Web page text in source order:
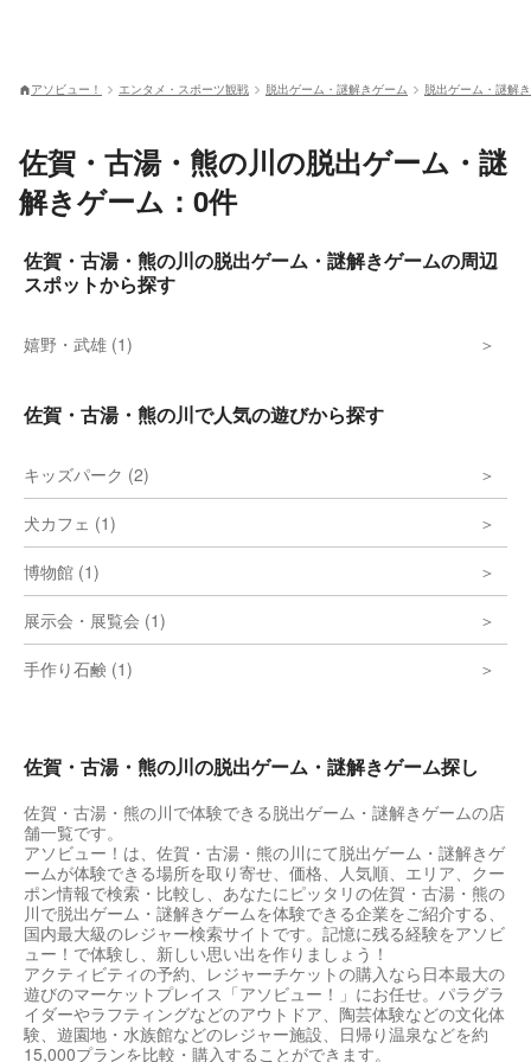
アソビュー！ エンタメ・スポーツ観戦 脱出ゲーム・謎解きゲーム 脱出ゲーム・謎解
佐賀・古湯・熊の川の脱出ゲーム・謎
解きゲーム：0件
佐賀・古湯・熊の川の脱出ゲーム・謎解きゲームの周辺
スポットから探す
嬉野・武雄 (1)
佐賀・古湯・熊の川で人気の遊びから探す
キッズパーク (2)
犬カフェ (1)
博物館 (1)
展示会・展覧会 (1)
手作り石鹸 (1)
佐賀・古湯・熊の川の脱出ゲーム・謎解きゲーム探し
佐賀・古湯・熊の川で体験できる脱出ゲーム・謎解きゲームの店
舗一覧です。
アソビュー！は、佐賀・古湯・熊の川にて脱出ゲーム・謎解きゲ
ームが体験できる場所を取り寄せ、価格、人気順、エリア、クー
ポン情報で検索・比較し、あなたにピッタリの佐賀・古湯・熊の
川で脱出ゲーム・謎解きゲームを体験できる企業をご紹介する、
国内最大級のレジャー検索サイトです。記憶に残る経験をアソビ
ュー！で体験し、新しい思い出を作りましょう！
アクティビティの予約、レジャーチケットの購入なら日本最大の
遊びのマーケットプレイス「アソビュー！」にお任せ。パラグラ
イダーやラフティングなどのアウトドア、陶芸体験などの文化体
験、遊園地・水族館などのレジャー施設、日帰り温泉などを約
15,000プランを比較・購入することができます。